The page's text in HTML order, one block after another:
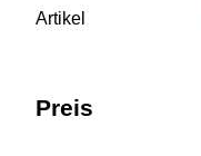
Artikel
Preis